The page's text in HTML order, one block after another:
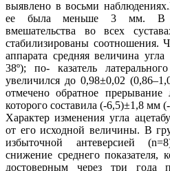
выявлено в восьми
ее была меньше 3 мм. В
вмешательства во всех
стабилизированы соотношения.
аппарата средняя величина
38º); по- казатель
увеличился до 0,98±0,02
отмечено обратное
которого составила (-6,5)±1,8 мм
Характер изменения угла
от его исходной величины. В
избыточной антеверсией
снижение среднего показателя,
достоверным через три года